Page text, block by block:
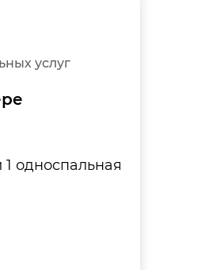
услуг
односпальная